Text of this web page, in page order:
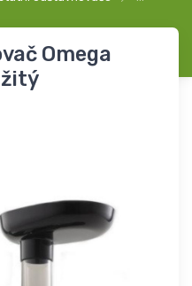
Omega